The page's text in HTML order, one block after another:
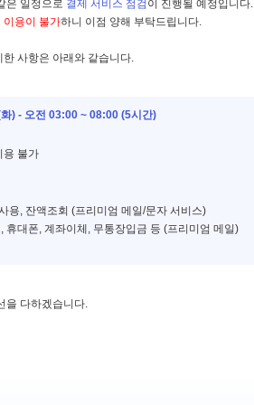
은 일정으로 결제 서비스 점검 이 진행될 예정입니다.
이용이 불가하니 이점 양해 부탁드립니다.
사항은 아래와 같습니다.
) - 오전 03:00 ~ 08:00 (5시간)
불가
잔액조회 (프리미엄 메일/문자 서비스)
폰, 계좌이체, 무통장입금 등 (프리미엄 메일)
을 다하겠습니다.